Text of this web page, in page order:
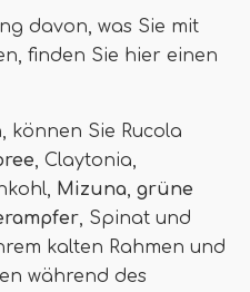
davon, was Sie mit
finden Sie hier einen
können Sie Rucola
, Claytonia,
Mizuna, grüne
, Spinat und
kalten Rahmen und
während des